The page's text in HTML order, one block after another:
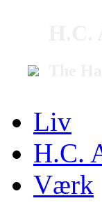
Liv
H.C.
Værk